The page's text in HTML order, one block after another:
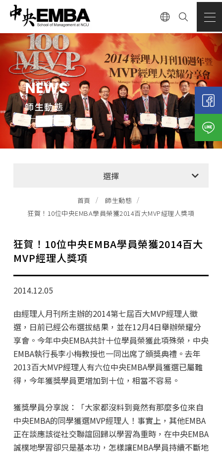
NEWS
師生動態
選擇
全部消息
EMBA招生公告
行政公告
師生動態
首頁
師生動態
狂賀！10位中央EMBA學員榮獲2014百大MVP經理人獎項
狂賀！10位中央EMBA學員榮獲2014百大
MVP經理人獎項
2014.12.05
由經理人月刊所主辦的2014第七屆百大MVP經理人徵
選，日前已經公布選拔結果，並在12月4日舉辦榮耀分
享會。今年中央EMBA共計十位學員榮獲此項殊榮，中央
EMBA執行長李小梅教授也一同出席了頒獎典禮。去年
2013百大MVP經理人有六位中央EMBA學員獲選已屬難
得，今年獲獎學員更增加到十位，相當不容易。
獲獎學員分享說：「大家都沒料到竟然有那麼多位來自
中央EMBA的同學獲選MVP經理人！事實上，其他EMBA
正在談應該從社交聯誼回歸以學習為重時，在中央EMBA
誠樸地學習卻只是基本功，怎樣讓EMBA學員持續不斷地